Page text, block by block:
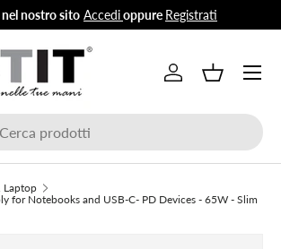
nostro sito Accedioppure Registrati
Log inBasket
Menu
Laptop
for Notebooks and USB-C- PD Devices - 65W - Slim